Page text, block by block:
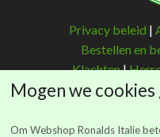
Privacy beleid |
Bestellen en
Klachten|
Mogen we cookies
Om Webshop Ronalds Italie